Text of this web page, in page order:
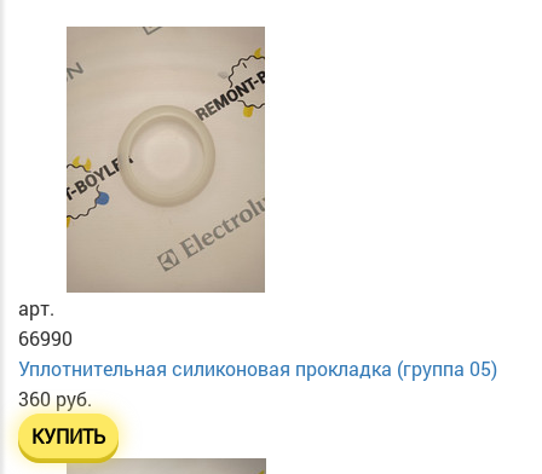
арт.
66990
Уплотнительная силиконовая прокладка (группа 05)
360 руб.
КУПИТЬ